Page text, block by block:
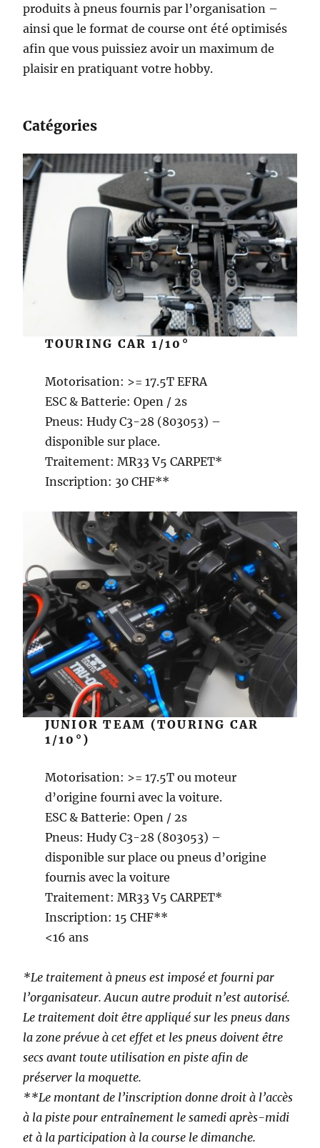
produits à pneus fournis par l’organisation –
ainsi que le format de course ont été optimisés
afin que vous puissiez avoir un maximum de
plaisir en pratiquant votre hobby.
Catégories
TOURING CAR 1/10°
Motorisation: >= 17.5T EFRA
ESC & Batterie: Open / 2s
Pneus: Hudy C3-28 (803053) –
disponible sur place.
Traitement: MR33 V5 CARPET*
Inscription: 30 CHF**
JUNIOR TEAM (TOURING CAR
1/10°)
Motorisation: >= 17.5T ou moteur
d’origine fourni avec la voiture.
ESC & Batterie: Open / 2s
Pneus: Hudy C3-28 (803053) –
disponible sur place ou pneus d’origine
fournis avec la voiture
Traitement: MR33 V5 CARPET*
Inscription: 15 CHF**
<16 ans
*Le traitement à pneus est imposé et fourni par
l’organisateur. Aucun autre produit n’est autorisé.
Le traitement doit être appliqué sur les pneus dans
la zone prévue à cet effet et les pneus doivent être
secs avant toute utilisation en piste afin de
préserver la moquette.
**Le montant de l’inscription donne droit à l’accès
à la piste pour entraînement le samedi après-midi
et à la participation à la course le dimanche.